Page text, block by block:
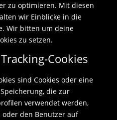
zu optimieren. Mit diesen
wir Einblicke in die
Wir bitten um deine
zu setzen.
Cookies
sind Cookies oder eine
die zur
verwendet werden,
den Benutzer auf